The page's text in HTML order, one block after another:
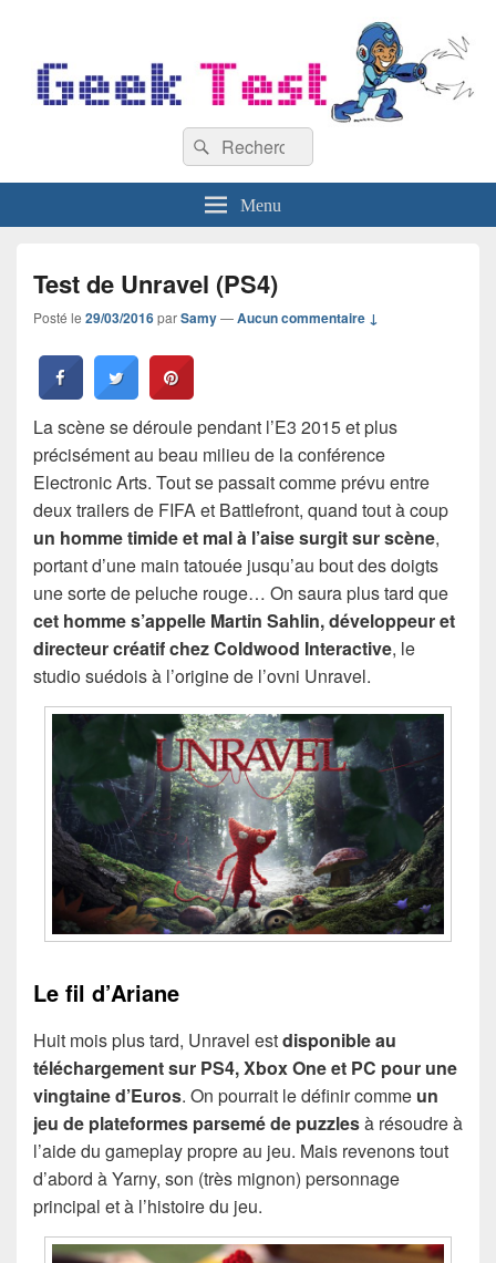
Recherche :
Rechercher
Menu
Test de Unravel (PS4)
Posté le 29/03/2016parSamy—Aucun commentaire ↓
La scène se déroule pendant l’E3 2015 et plus
précisément au beau milieu de la conférence
Electronic Arts. Tout se passait comme prévu entre
deux trailers de FIFA et Battlefront, quand tout à coup
un homme timide et mal à l’aise surgit sur scène,
portant d’une main tatouée jusqu’au bout des doigts
une sorte de peluche rouge… On saura plus tard que
cet homme s’appelle Martin Sahlin, développeur et
directeur créatif chez Coldwood Interactive, le
studio suédois à l’origine de l’ovni Unravel.
Le fil d’Ariane
Huit mois plus tard, Unravel estdisponible au
téléchargement sur PS4, Xbox One et PC pour une
vingtaine d’Euros. On pourrait le définir comme un
jeu de plateformes parsemé de puzzlesà résoudre à
l’aide du gameplay propre au jeu. Mais revenons tout
d’abord à Yarny, son (très mignon) personnage
principal et à l’histoire du jeu.